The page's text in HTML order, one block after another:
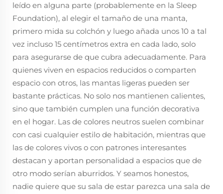
leído en alguna parte (probablemente en la Sleep
Foundation), al elegir el tamaño de una manta,
primero mida su colchón y luego añada unos 10 a tal
vez incluso 15 centímetros extra en cada lado, solo
para asegurarse de que cubra adecuadamente. Para
quienes viven en espacios reducidos o comparten
espacio con otros, las mantas ligeras pueden ser
bastante prácticas. No solo nos mantienen calientes,
sino que también cumplen una función decorativa
en el hogar. Las de colores neutros suelen combinar
con casi cualquier estilo de habitación, mientras que
las de colores vivos o con patrones interesantes
destacan y aportan personalidad a espacios que de
otro modo serían aburridos. Y seamos honestos,
nadie quiere que su sala de estar parezca una sala de